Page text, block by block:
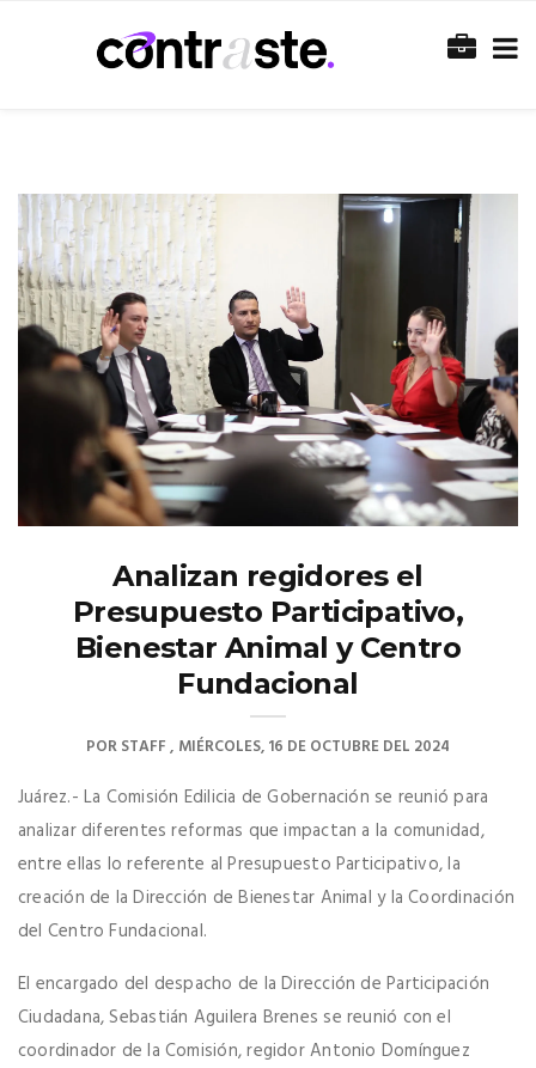
Analizan regidores el
Presupuesto Participativo,
Bienestar Animal y Centro
Fundacional
PORSTAFF MIÉRCOLES, 16 DE OCTUBRE DEL 2024
Juárez.- La Comisión Edilicia de Gobernación se reunió para
analizar diferentes reformas que impactan a la comunidad,
entre ellas lo referente al Presupuesto Participativo, la
creación de la Dirección de Bienestar Animal y la Coordinación
del Centro Fundacional.
El encargado del despacho de la Dirección de Participación
Ciudadana, Sebastián Aguilera Brenes se reunió con el
coordinador de la Comisión, regidor Antonio Domínguez